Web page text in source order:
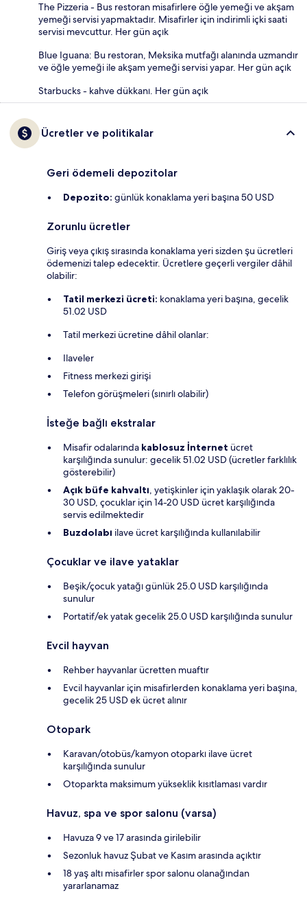
The Pizzeria - Bus restoran misafirlere öğle yemeği ve akşam
yemeği servisi yapmaktadır. Misafirler için indirimli içki saati
servisi mevcuttur. Her gün açık
Blue Iguana: Bu restoran, Meksika mutfağı alanında uzmandır
ve öğle yemeği ile akşam yemeği servisi yapar. Her gün açık
Starbucks - kahve dükkanı. Her gün açık
Ücretler ve politikalar
Geri ödemeli depozitolar
Depozito: günlük konaklama yeri başına 50 USD
Zorunlu ücretler
Giriş veya çıkış sırasında konaklama yeri sizden şu ücretleri
ödemenizi talep edecektir. Ücretlere geçerli vergiler dâhil
olabilir:
Tatil merkezi ücreti: konaklama yeri başına, gecelik
51.02 USD
Tatil merkezi ücretine dâhil olanlar:
Ilaveler
Fitness merkezi girişi
Telefon görüşmeleri (sınırlı olabilir)
İsteğe bağlı ekstralar
Misafir odalarında kablosuz İnternet ücret
karşılığında sunulur: gecelik 51.02 USD (ücretler farklılık
gösterebilir)
Açık büfe kahvaltı, yetişkinler için yaklaşık olarak 20-
30 USD, çocuklar için 14-20 USD ücret karşılığında
servis edilmektedir
Buzdolabı ilave ücret karşılığında kullanılabilir
Çocuklar ve ilave yataklar
Beşik/çocuk yatağı günlük 25.0 USD karşılığında
sunulur
Portatif/ek yatak gecelik 25.0 USD karşılığında sunulur
Evcil hayvan
Rehber hayvanlar ücretten muaftır
Evcil hayvanlar için misafirlerden konaklama yeri başına,
gecelik 25 USD ek ücret alınır
Otopark
Karavan/otobüs/kamyon otoparkı ilave ücret
karşılığında sunulur
Otoparkta maksimum yükseklik kısıtlaması vardır
Havuz, spa ve spor salonu (varsa)
Havuza 9 ve 17 arasında girilebilir
Sezonluk havuz Şubat ve Kasım arasında açıktır
18 yaş altı misafirler spor salonu olanağından
yararlanamaz